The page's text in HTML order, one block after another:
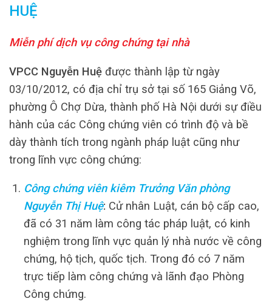
HUỆ
Miễn phí dịch vụ công chứng tại nhà
VPCC Nguyễn Huệ được thành lập từ ngày
03/10/2012, có địa chỉ trụ sở tại số 165 Giảng Võ,
phường Ô Chợ Dừa, thành phố Hà Nội dưới sự điều
hành của các Công chứng viên có trình độ và bề
dày thành tích trong ngành pháp luật cũng như
trong lĩnh vực công chứng:
Công chứng viên kiêm Trưởng Văn phòng
Nguyễn Thị Huệ: Cử nhân Luật, cán bộ cấp cao,
đã có 31 năm làm công tác pháp luật, có kinh
nghiệm trong lĩnh vực quản lý nhà nước về công
chứng, hộ tịch, quốc tịch. Trong đó có 7 năm
trực tiếp làm công chứng và lãnh đạo Phòng
Công chứng.